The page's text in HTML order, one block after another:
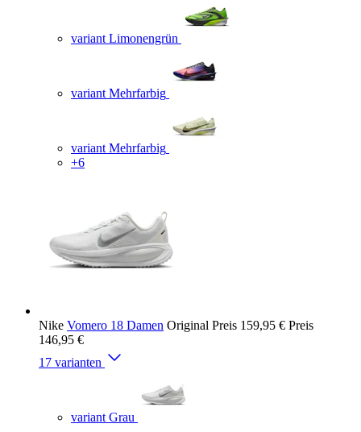
variant Limonengrün
variant Mehrfarbig
variant Mehrfarbig
+6
Nike Vomero 18 Damen Original Preis 159,95 € Preis
146,95 €
17 varianten
variant Grau